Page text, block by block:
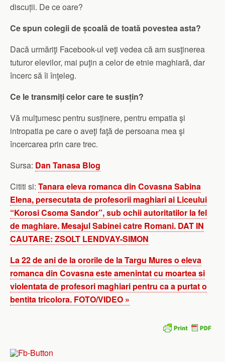
discuții. De ce oare?
Ce spun colegii de școală de toată povestea asta?
Dacă urmăriţi Facebook-ul veţi vedea că am susţinerea
tuturor elevilor, mai puţin a celor de etnie maghiară, dar
încerc să îi înţeleg.
Ce le transmiți celor care te susțin?
Vă mulţumesc pentru susținere, pentru empatia şi
intropatia pe care o aveţi faţă de persoana mea şi
încercarea prin care trec.
Sursa: Dan Tanasa Blog
Cititi si: Tanara eleva romanca din Covasna Sabina
Elena, persecutata de profesorii maghiari ai Liceului
“Korosi Csoma Sandor”, sub ochii autoritatilor la fel
de maghiare. Mesajul Sabinei catre Romani. DAT IN
CAUTARE: ZSOLT LENDVAY-SIMON
La 22 de ani de la ororile de la Targu Mures o eleva
romanca din Covasna este amenintat cu moartea si
violentata de profesori maghiari pentru ca a purtat o
bentita tricolora. FOTO/VIDEO »